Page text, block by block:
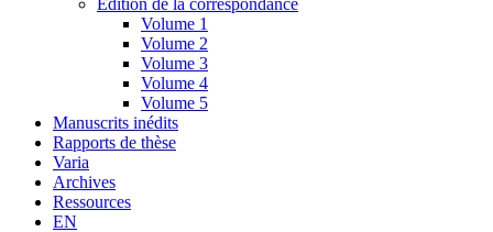
Édition de la correspondance
Volume 1
Volume 2
Volume 3
Volume 4
Volume 5
Manuscrits inédits
Rapports de thèse
Varia
Archives
Ressources
EN